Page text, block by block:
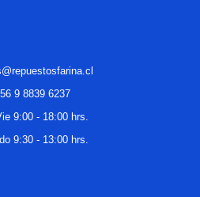
9 8839 6237
9:00 - 18:00 hrs.
9:30 - 13:00 hrs.